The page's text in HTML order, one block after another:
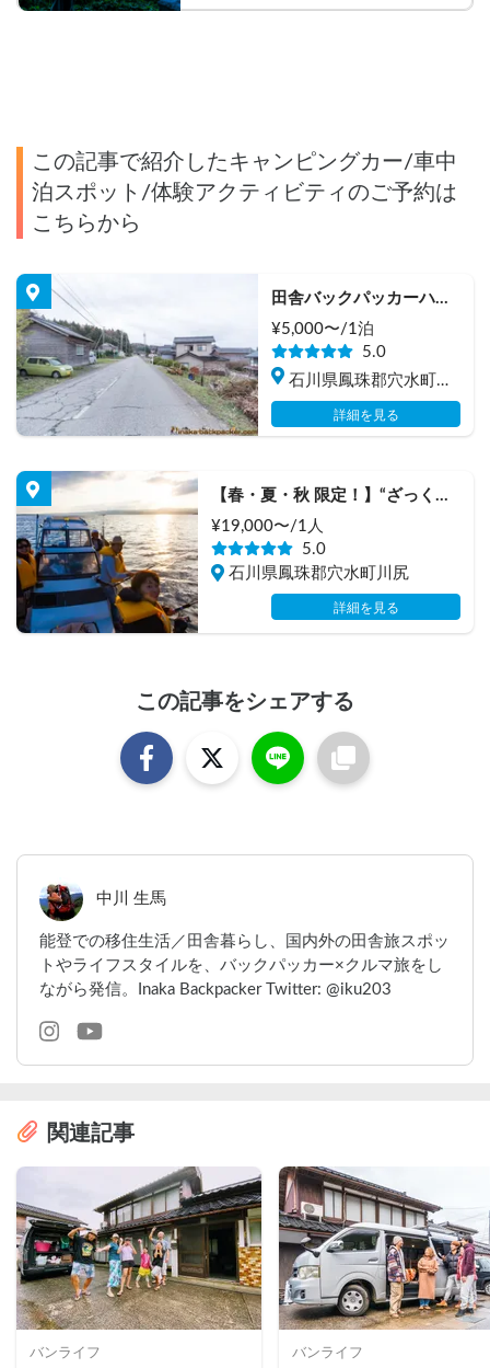
428c52ae
この記事で紹介したキャンピングカー/車中
泊スポット/体験アクティビティのご予約は
こちらから
田舎バックパッカーハウ
ス Station 2
¥5,000〜/1泊
5.0
石川県鳳珠郡穴水町岩
車
詳細を見る
【春・夏・秋 限定！】“ざっくば
らん”な田舎ライフスタイル体験
『洋上パーティー』
¥19,000〜/1人
5.0
石川県鳳珠郡穴水町川尻
詳細を見る
この記事をシェアする
中川 生馬
能登での移住生活／田舎暮らし、国内外の田舎旅スポッ
トやライフスタイルを、バックパッカー×クルマ旅をし
ながら発信。Inaka Backpacker Twitter: @iku203
関連記事
バンライフ バンライフ